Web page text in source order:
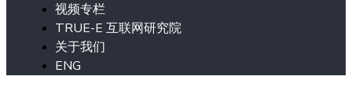
视频专栏
TRUE-E 互联网研究院
关于我们
ENG